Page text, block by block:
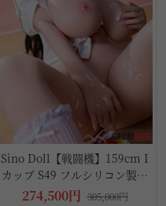
Sino Doll【戦闘機】159cm I
カップ S49 フルシリコン製ラ
ブドール
274,500円 305,000円